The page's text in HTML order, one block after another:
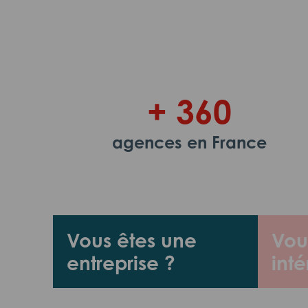
Vous êtes une
entreprise ?
+ 360
agences en France